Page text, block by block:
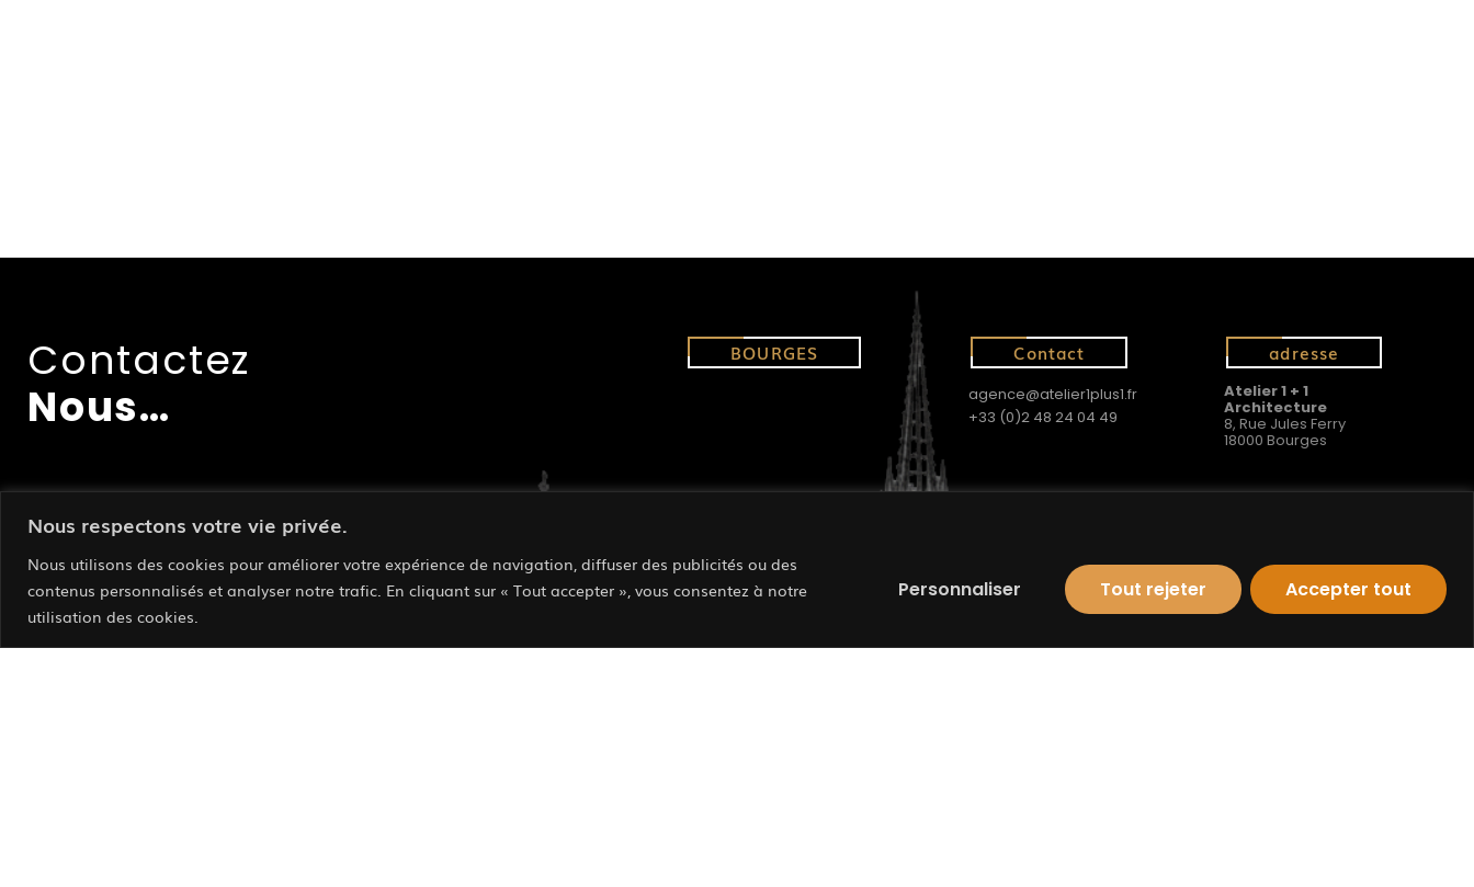
Nous respectons votre vie privée.
Nous utilisons des cookies pour améliorer votre expérience de navigation, diffuser des publicités ou des
contenus personnalisés et analyser notre trafic. En cliquant sur « Tout accepter », vous consentez à notre
utilisation des cookies.
Personnaliser Tout rejeter Accepter tout
Contactez
Nous…
BOURGES Contact
agence@atelier1plus1.fr
+33 (0)2 48 24 04 49
adresse
Atelier 1 + 1
Architecture
8, Rue Jules Ferry
18000 Bourges
ORLEANS
agence@bda45.fr
+33 (0)2 38 66 78 90
BDA
42, Avenue Dauphine